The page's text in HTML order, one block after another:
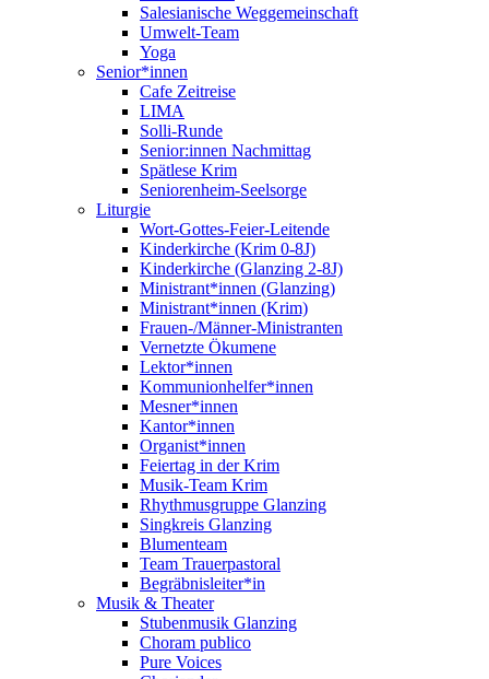
Salesianische Weggemeinschaft
Umwelt-Team
Yoga
Senior*innen
Cafe Zeitreise
LIMA
Solli-Runde
Senior:innen Nachmittag
Spätlese Krim
Seniorenheim-Seelsorge
Liturgie
Wort-Gottes-Feier-Leitende
Kinderkirche (Krim 0-8J)
Kinderkirche (Glanzing 2-8J)
Ministrant*innen (Glanzing)
Ministrant*innen (Krim)
Frauen-/Männer-Ministranten
Vernetzte Ökumene
Lektor*innen
Kommunionhelfer*innen
Mesner*innen
Kantor*innen
Organist*innen
Feiertag in der Krim
Musik-Team Krim
Rhythmusgruppe Glanzing
Singkreis Glanzing
Blumenteam
Team Trauerpastoral
Begräbnisleiter*in
Musik & Theater
Stubenmusik Glanzing
Choram publico
Pure Voices